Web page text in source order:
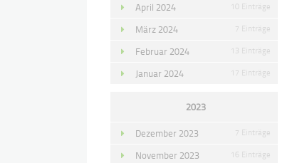
April 2024 10 Einträge
März 2024 7 Einträge
Februar 2024 13 Einträge
Januar 2024 17 Einträge
2023
Dezember 2023 7 Einträge
November 2023 16 Einträge